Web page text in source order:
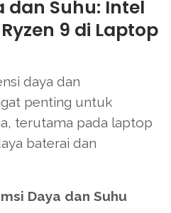
dan Suhu: Intel
9 di Laptop
daya dan
penting untuk
terutama pada laptop
baterai dan
Daya dan Suhu